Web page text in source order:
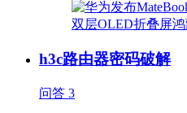
h3c路由器密码破解
问答 3